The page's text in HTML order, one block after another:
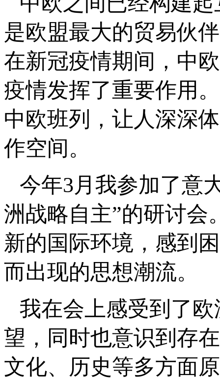
是欧盟最大的贸易伙
在新冠疫情期间，中
疫情发挥了重要作用
中欧班列，让人深深
作空间。
今年3月我参加了意
洲战略自主”的研讨会
新的国际环境，感到
而出现的思想潮流。
我在会上感受到了
望，同时也意识到存
文化、历史等多方面